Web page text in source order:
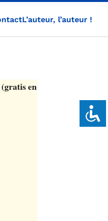
L’auteur, l’auteur !
en